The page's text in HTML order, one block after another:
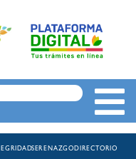
SERENAZGODIRECTORIO